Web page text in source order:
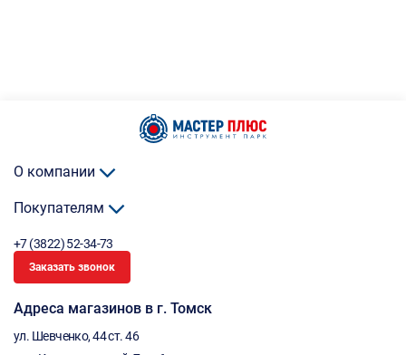
О компании
Покупателям
+7 (3822) 52-34-73
Заказать звонок
Адреса магазинов в г. Томск
ул. Шевченко, 44 ст. 46